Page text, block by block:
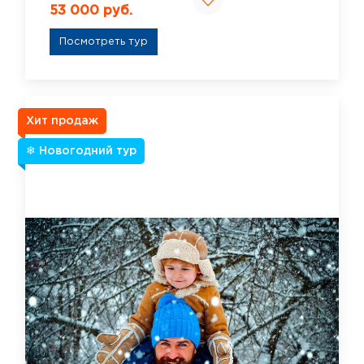
53 000 руб.
Посмотреть тур
Хит продаж
❄ Новогодний тур